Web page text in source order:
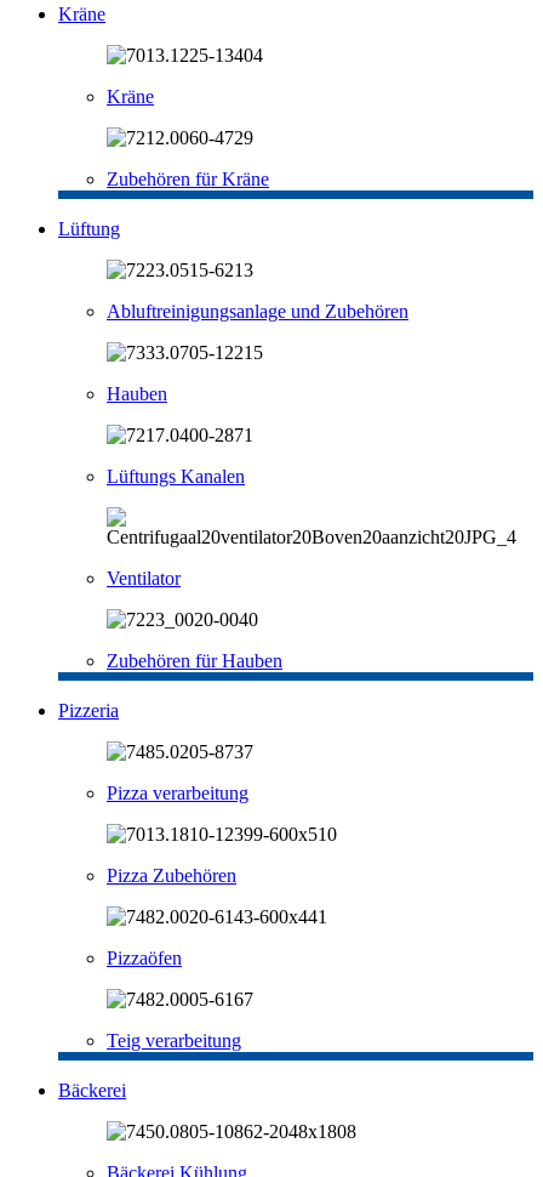
Kräne
Kräne
Zubehören für Kräne
Lüftung
Abluftreinigungsanlage und Zubehören
Hauben
Lüftungs Kanalen
Ventilator
Zubehören für Hauben
Pizzeria
Pizza verarbeitung
Pizza Zubehören
Pizzaöfen
Teig verarbeitung
Bäckerei
Bäckerei Kühlung